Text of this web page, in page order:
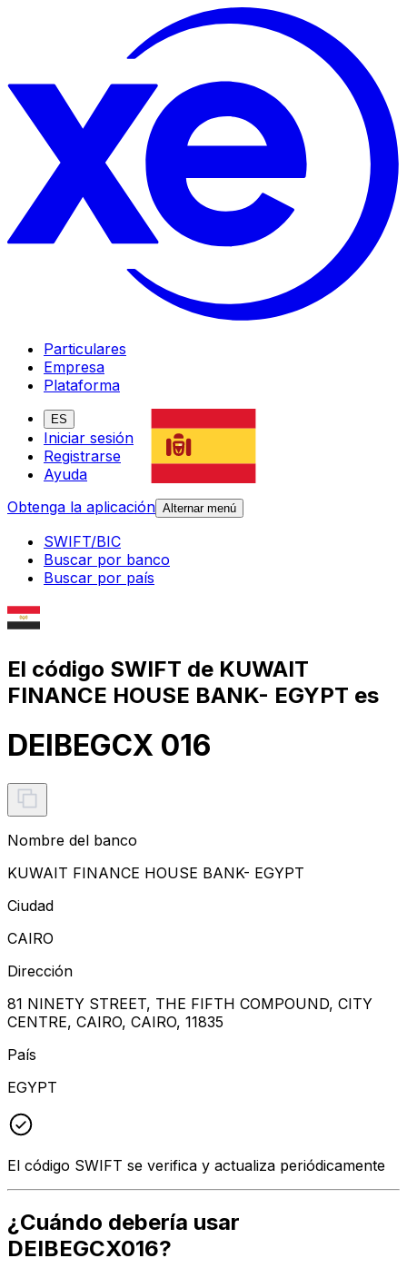
Particulares
Empresa
Plataforma
ES
Iniciar sesión
Registrarse
Ayuda
Obtenga la aplicación Alternar menú
SWIFT/BIC
Buscar por banco
Buscar por país
El código SWIFT de KUWAIT
FINANCE HOUSE BANK- EGYPT es
DEIBEGCX 016
Nombre del banco
KUWAIT FINANCE HOUSE BANK- EGYPT
Ciudad
CAIRO
Dirección
81 NINETY STREET, THE FIFTH COMPOUND, CITY
CENTRE, CAIRO, CAIRO, 11835
País
EGYPT
El código SWIFT se verifica y actualiza periódicamente
¿Cuándo debería usar
DEIBEGCX016?